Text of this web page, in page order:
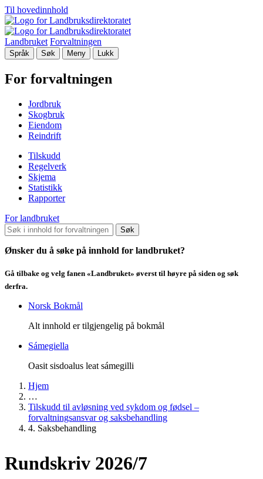
Til hovedinnhold
Landbruket Forvaltningen
Språk Søk Meny Lukk
For forvaltningen
Jordbruk
Skogbruk
Eiendom
Reindrift
Tilskudd
Regelverk
Skjema
Statistikk
Rapporter
For landbruket
Søk
Ønsker du å søke på innhold for landbruket?
Gå tilbake og velg fanen «Landbruket» øverst til høyre på siden og søk
derfra.
Norsk Bokmål
Alt innhold er tilgjengelig på bokmål
Sámegiella
Oasit sisdoalus leat sámegilli
Hjem
…
Tilskudd til avløsning ved sykdom og fødsel –
forvaltningsansvar og saksbehandling
4. Saksbehandling
Rundskriv 2026/7